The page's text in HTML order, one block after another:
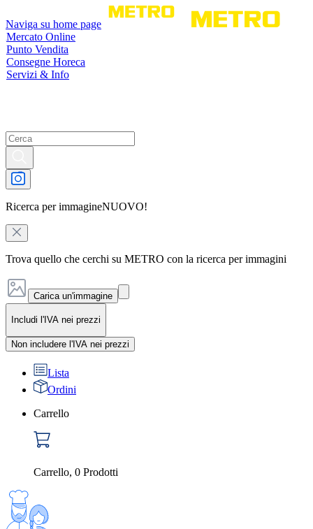
Naviga su home page
Mercato Online
Punto Vendita
Consegne Horeca
Servizi & Info
Ricerca per immagineNUOVO!
Trova quello che cerchi su METRO con la ricerca per immagini
Carica un'immagine
Includi l'IVA nei prezzi
Non includere l'IVA nei prezzi
Lista
Ordini
Carrello
Carrello, 0 Prodotti